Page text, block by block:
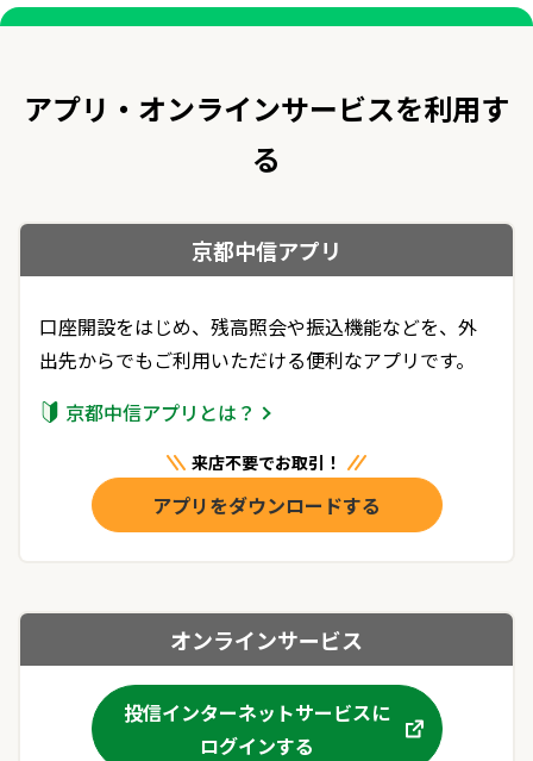
ヤル終了のお知らせ
のお知らせ
窓口での「通帳発行手数料」の見合わせについて
NISA関連の通知の追加・変更について
信用金庫を騙る詐欺電話に関する注意喚起について
行手数料」の新設について
【重要】「中信インターネットバンキングサービス」
の終了について
て
「事業性ローン関係手数料」の改定について
規定」改定について
【投信インターネットサービス】「電子交付申込み機
能」のお知らせ
【投信インターネットサービス】新規機能「ログインI
D変更機能」のお知らせ
中信テレホンバンキングサービスの終了について
アプリ・オンラインサービスを利用す
る
京都中信アプリ
口座開設をはじめ、残高照会や振込機能などを、外
出先からでもご利用いただける便利なアプリです。
京都中信アプリとは？
来店不要でお取引！
アプリをダウンロードする
オンラインサービス
投信インターネットサービスに
ログインする